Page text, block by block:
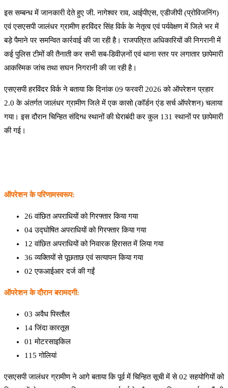
इस सम्बन्ध में जानकारी देते हुए जी. नागेश्वर राव, आईपीएस, एडीजीपी (प्रोविजनिंग)
एवं एसएसपी जालंधर ग्रामीण हरविंदर सिंह विर्क के नेतृत्व एवं पर्यवेक्षण में जिले भर में
बड़े पैमाने पर समन्वित कार्रवाई की जा रही है। राजपत्रित अधिकारियों की निगरानी में
कई पुलिस टीमों की तैनाती कर सभी सब-डिवीज़नों एवं थाना स्तर पर लगातार छापेमारी
आकस्मिक जांच तथा सघन निगरानी की जा रही है।
एसएसपी हरविंदर विर्क ने बताया कि दिनांक 09 फरवरी 2026 को ऑपरेशन प्रहार
2.0 के अंतर्गत जालंधर ग्रामीण जिले में एक कासो (कॉर्डन एंड सर्च ऑपरेशन) चलाया
गया। इस दौरान चिन्हित संदिग्ध स्थानों की घेराबंदी कर कुल 131 स्थानों पर छापेमारी
की गई।
ऑपरेशन के परिणामस्वरूप:
26 वांछित अपराधियों को गिरफ्तार किया गया
04 उद्घोषित अपराधियों को गिरफ्तार किया गया
12 वांछित अपराधियों को निवारक हिरासत में लिया गया
36 व्यक्तियों से पूछताछ एवं सत्यापन किया गया
02 एफआईआर दर्ज की गईं
ऑपरेशन के दौरान बरामदगी:
03 अवैध पिस्तौल
14 जिंदा कारतूस
01 मोटरसाइकिल
115 गोलियां
एसएसपी जालंधर ग्रामीण ने आगे बताया कि पूर्व में चिन्हित सूची में से 02 सहयोगियों को